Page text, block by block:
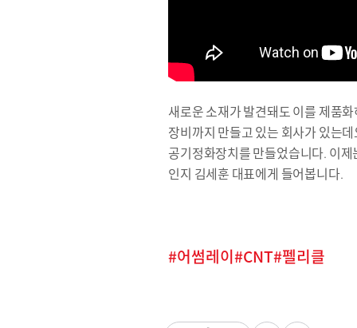
새로운 소재가 발견돼도 이를 제품
장비까지 만들고 있는 회사가 있는
공기정화장치를 만들었습니다. 이
인지 김세훈 대표에게 들어봅니다.
어썸레이 CNT 펠리클